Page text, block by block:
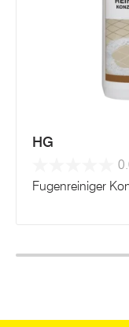
HG
Fugenreiniger